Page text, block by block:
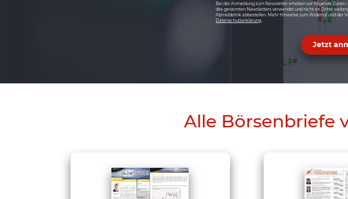
Bei der Anmeldung zum Newsletter erheben wir folgende
des genannten Newsletters verwendet und nicht an Dritte
Abmeldelink abbestellen. Mehr Hinweise zum Widerruf und der
Datenschutzerklärung
Jetzt
Alle Börsenbriefe